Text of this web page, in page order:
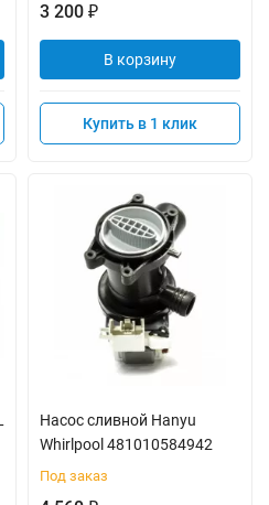
3 200 ₽
В корзину
Купить в 1 клик
Насос сливной Hanyu
Whirlpool 481010584942
Под заказ